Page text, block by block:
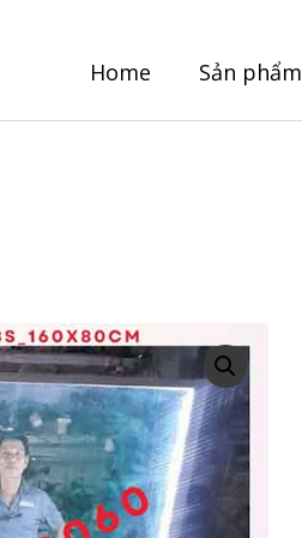
Home Sản phẩm